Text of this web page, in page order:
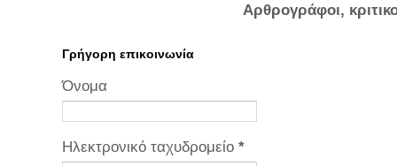
Αρθρογράφοι,
Γρήγορη επικοινωνία
Όνομα
Ηλεκτρονικό ταχυδρομείο *